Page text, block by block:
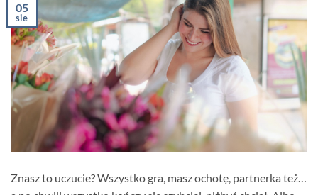
05
sie
Znasz to uczucie? Wszystko gra, masz ochotę, partnerka też…